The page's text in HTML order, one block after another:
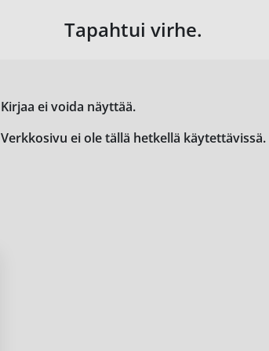
Tapahtui virhe.
Kirjaa ei voida näyttää.
Verkkosivu ei ole tällä hetkellä käytettävissä.